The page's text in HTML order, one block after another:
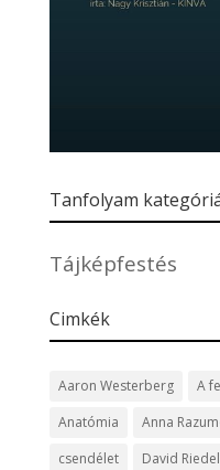
Tanfolyam
Tájképfestés
Cimkék
Aaron Westerberg A
Anatómia
Anna
csendélet
David Riedel